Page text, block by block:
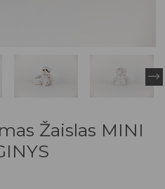
Žaislas MINI